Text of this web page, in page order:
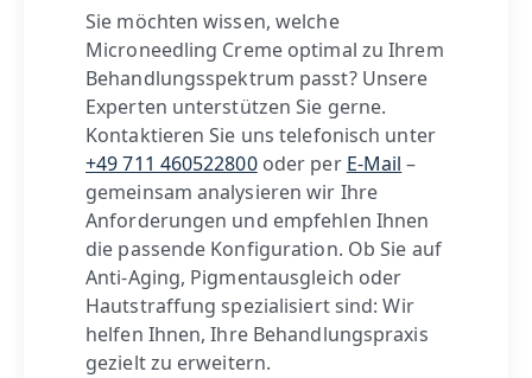
Sie möchten wissen, welche
Microneedling Creme optimal zu Ihrem
Behandlungsspektrum passt? Unsere
Experten unterstützen Sie gerne.
Kontaktieren Sie uns telefonisch unter
+49 711 460522800oder per E-Mail –
gemeinsam analysieren wir Ihre
Anforderungen und empfehlen Ihnen
die passende Konfiguration. Ob Sie auf
Anti-Aging, Pigmentausgleich oder
Hautstraffung spezialisiert sind: Wir
helfen Ihnen, Ihre Behandlungspraxis
gezielt zu erweitern.